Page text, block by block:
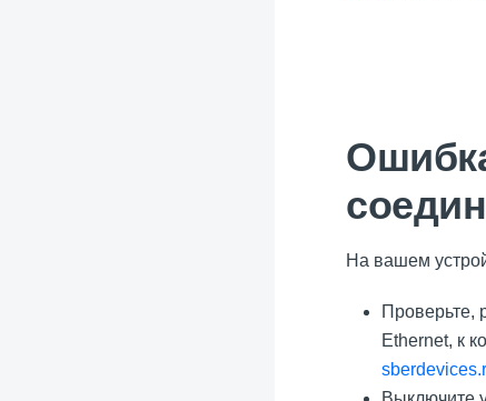
На вашем
Проверьте,
Ethernet, к